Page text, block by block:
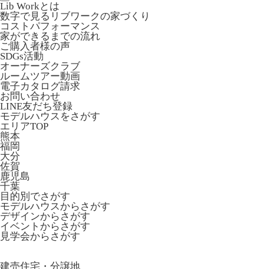
Lib Workとは
数字で見るリブワークの家づくり
コストパフォーマンス
家ができるまでの流れ
ご購入者様の声
SDGs活動
オーナーズクラブ
ルームツアー動画
電子カタログ請求
お問い合わせ
LINE友だち登録
モデルハウスをさがす
エリアTOP
熊本
福岡
大分
佐賀
鹿児島
千葉
目的別でさがす
モデルハウスからさがす
デザインからさがす
イベントからさがす
見学会からさがす
建売住宅・分譲地